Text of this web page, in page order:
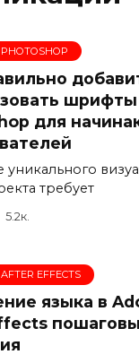
шрифты
для
уникального
требует
5.2к.
EFFECTS
языка в